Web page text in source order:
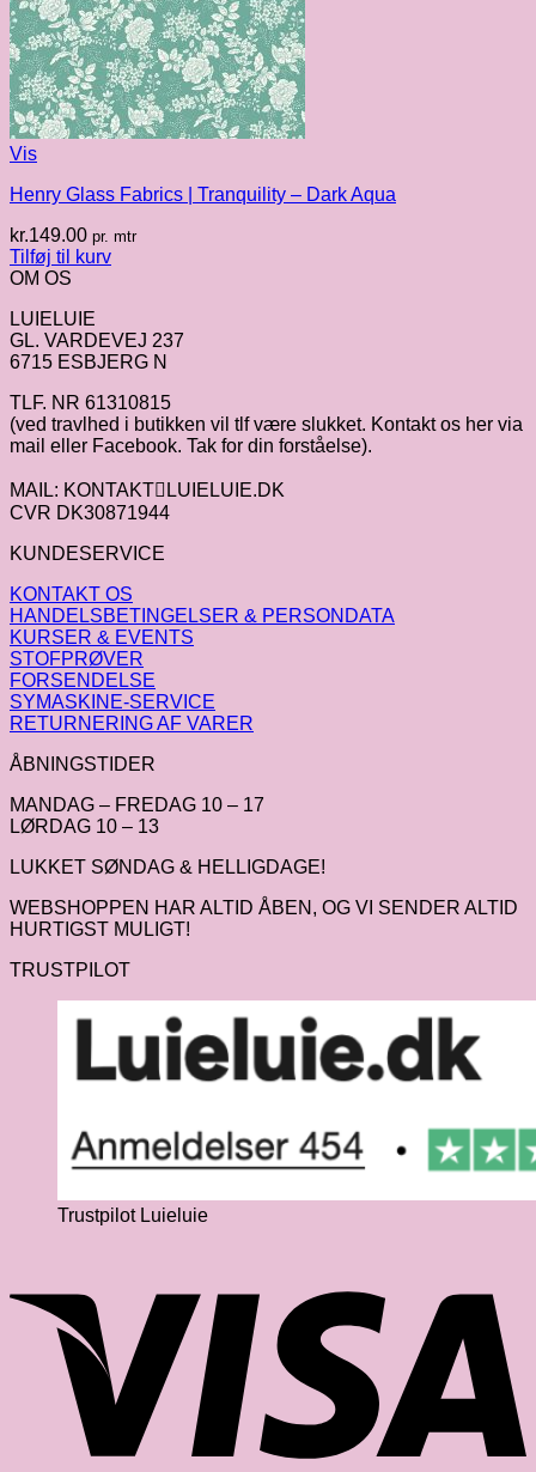
Vis
Henry Glass Fabrics | Tranquility – Dark Aqua
kr.149.00 pr. mtr
Tilføj til kurv
OM OS
LUIELUIE
GL. VARDEVEJ 237
6715 ESBJERG N
TLF. NR 61310815
(ved travlhed i butikken vil tlf være slukket. Kontakt os her via
mail eller Facebook. Tak for din forståelse).
MAIL: KONTAKTLUIELUIE.DK
CVR DK30871944
KUNDESERVICE
KONTAKT OS
HANDELSBETINGELSER & PERSONDATA
KURSER & EVENTS
STOFPRØVER
FORSENDELSE
SYMASKINE-SERVICE
RETURNERING AF VARER
ÅBNINGSTIDER
MANDAG – FREDAG 10 – 17
LØRDAG 10 – 13
LUKKET SØNDAG & HELLIGDAGE!
WEBSHOPPEN HAR ALTID ÅBEN, OG VI SENDER ALTID
HURTIGST MULIGT!
TRUSTPILOT
Trustpilot Luieluie